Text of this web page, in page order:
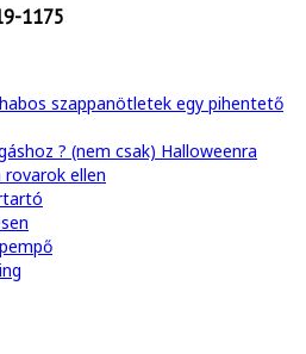
1175
szappanötletek egy pihentető
? (nem csak) Halloweenra
ellen